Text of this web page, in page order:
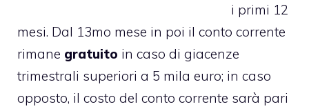
i primi 12
mesi. Dal 13mo mese in poi il conto corrente
rimane gratuito in caso di giacenze
trimestrali superiori a 5 mila euro; in caso
opposto, il costo del conto corrente sarà pari